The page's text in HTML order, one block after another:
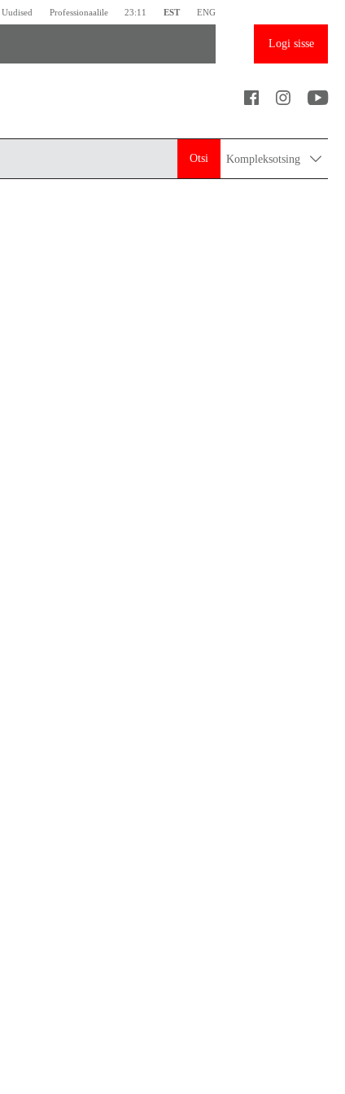
Uudised Professionaalile 23:11 EST ENG
Logi sisse
Otsi Kompleksotsing